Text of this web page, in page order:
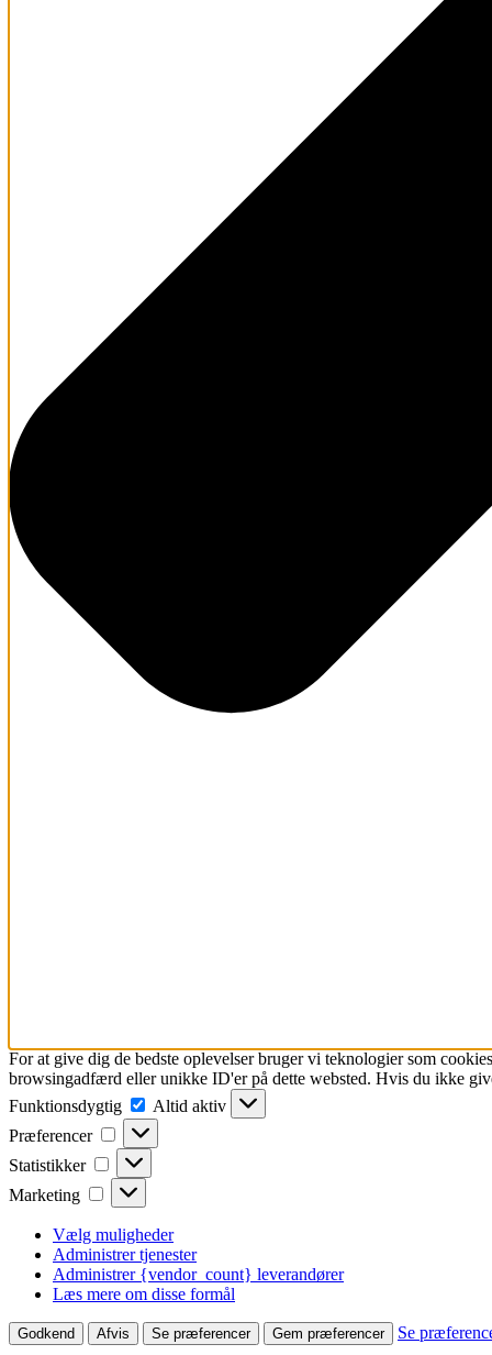
For at give dig de bedste oplevelser bruger vi teknologier som
browsingadfærd eller unikke ID'er på dette websted. Hvis du ikke
Funktionsdygtig
Funktionsdygtig
Altid aktiv
Præferencer
Præferencer
Statistikker
Statistikker
Marketing
Marketing
Vælg muligheder
Administrer tjenester
Administrer {vendor_count} leverandører
Læs mere om disse formål
Godkend Afvis Se præferencer Gem præferencer Se